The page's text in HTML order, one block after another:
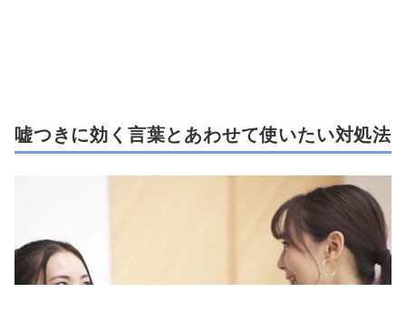
嘘つきに効く言葉とあわせて使いたい対処法